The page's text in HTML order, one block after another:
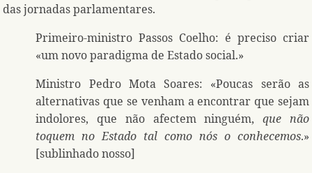
das jornadas parlamentares.
Primeiro-ministro Passos Coelho: é preciso criar
«um novo paradigma de Estado social.»
Ministro Pedro Mota Soares: «Poucas serão as
alternativas que se venham a encontrar que sejam
indolores, que não afectem ninguém,que não
toquem no Estado tal como nós o conhecemos.»
[sublinhado nosso]